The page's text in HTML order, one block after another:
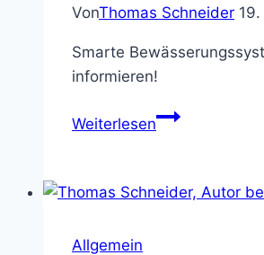
VonThomas Schneider
Smarte
informieren!
WeiterlesenSmarte
Gartenpflege-
Allgemein